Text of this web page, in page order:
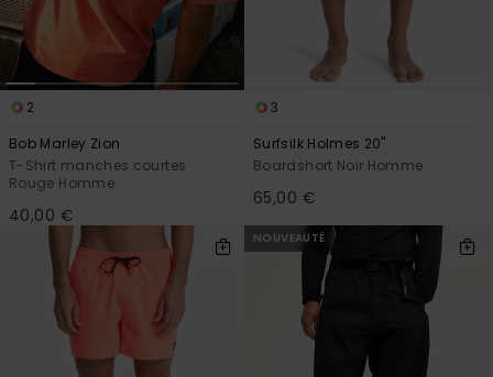
2
Bob Marley Zion
T-Shirt manches courtes
Rouge Homme
40,00 €
3
Surfsilk Holmes 20"
Boardshort Noir Homme
65,00 €
NOUVEAUTÉ